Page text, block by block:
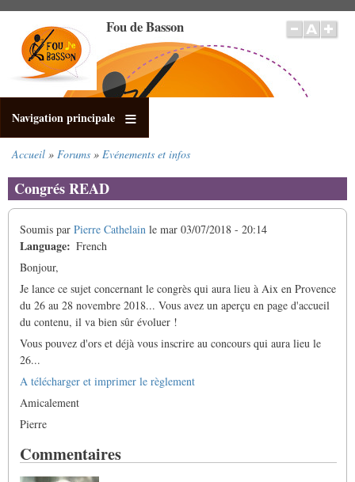
contenu
principal
Fou de Basson
Navigation principale
d'Ariane
Accueil Forums Evénements et infos
Congrés READ
Soumis par Pierre Cathelain le mar 03/07/2018 - 20:14
Language
French
Bonjour,
Je lance ce sujet concernant le congrès qui aura lieu à Aix en Provence
du 26 au 28 novembre 2018... Vous avez un aperçu en page d'accueil
du contenu, il va bien sûr évoluer !
Vous pouvez d'ors et déjà vous inscrire au concours qui aura lieu le
26...
A télécharger et imprimer le règlement
Amicalement
Pierre
Commentaires